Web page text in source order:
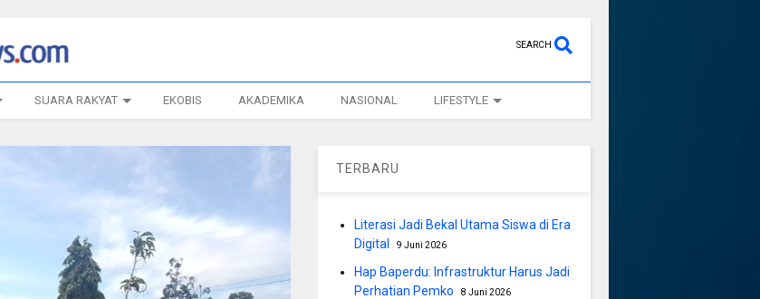
SEARCH
SUARA RAKYAT EKOBIS AKADEMIKA NASIONAL LIFESTYLE
TERBARU
Literasi Jadi Bekal Utama Siswa di Era
Digital
9 Juni 2026
Hap Baperdu: Infrastruktur Harus Jadi
Perhatian Pemko
8 Juni 2026